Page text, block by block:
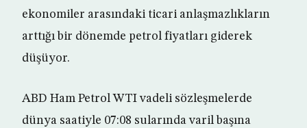
ekonomiler arasındaki ticari anlaşmazlıkların
arttığı bir dönemde petrol fiyatları giderek
düşüyor.
ABD Ham Petrol WTI vadeli sözleşmelerde
dünya saatiyle 07:08 sularında varil başına